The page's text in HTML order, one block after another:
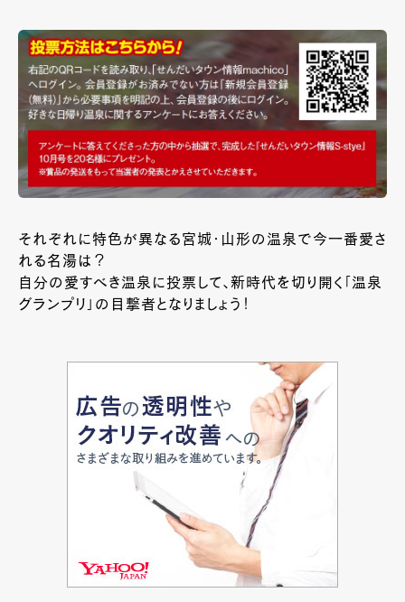
それぞれに特色が異なる宮城・山形の温泉で今一番愛さ
れる名湯は？
自分の愛すべき温泉に投票して、新時代を切り開く「温泉
グランプリ」の目撃者となりましょう！